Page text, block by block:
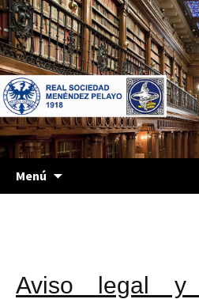
Real Sociedad
Pelayo
Más de cien años de
Menú
al
contenido
Aviso legal y